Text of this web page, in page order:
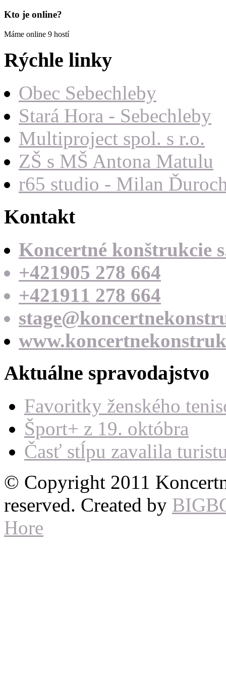
Kto je online?
Máme online 9 hostí
Rýchle linky
Obec Sebechleby
Stará Hora - Sebechleby
Multiproject spol. s r.o.
ZŠ s MŠ Antona Matulu
r65 studio - Milan
Kontakt
Koncertné konštrukcie
+421905 278 664
+421911 278 664
Aktuálne spravodajstvo
Favoritky ženského
Šport+ z 19. októbra
Časť stĺpu zavalila
© Copyright 2011
reserved. Created by
Hore